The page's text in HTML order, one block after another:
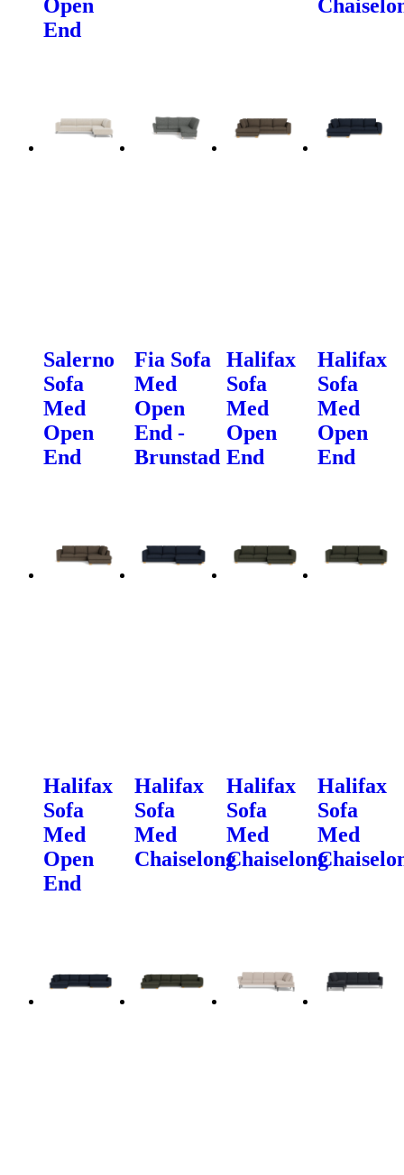
Open
End
Salerno
Sofa
Med
Open
End
Fia Sofa
Med
Open
End -
Brunstad
Halifax
Sofa
Med
Open
End
Halifax
Sofa
Med
Open
End
Halifax
Sofa
Med
Open
End
Halifax
Sofa
Med
Chaiselong
Halifax
Sofa
Med
Chaiselong
Halifax
Sofa
Med